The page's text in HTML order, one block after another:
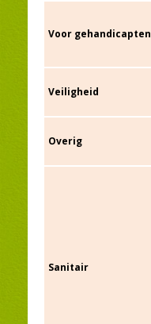
Voor gehandicapten
Veiligheid
Overig
Sanitair